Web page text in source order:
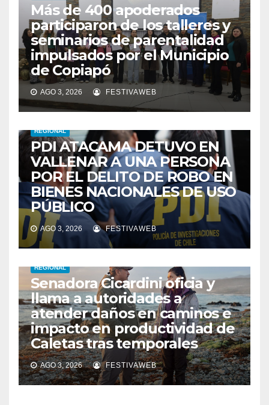
Más de 400 apoderados
participaron de los talleres y
seminarios de parentalidad
impulsados por el Municipio
de Copiapó
AGO 3, 2026 FESTIVAWEB
REGIONAL
PDI ATACAMA DETUVO EN
VALLENAR A UNA PERSONA
POR EL DELITO DE ROBO EN
BIENES NACIONALES DE USO
PÚBLICO
AGO 3, 2026 FESTIVAWEB
REGIONAL
Senadora Cicardini oficia y
llama a autoridades a
atender daños en caminos e
impacto en productividad de
Caletas tras temporales
AGO 3, 2026 FESTIVAWEB